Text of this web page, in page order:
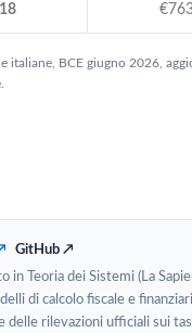
italiane, BCE giugno 2026,
GitHub ↗
in Teoria dei Sistemi (La
di calcolo fiscale e
delle rilevazioni ufficiali sui